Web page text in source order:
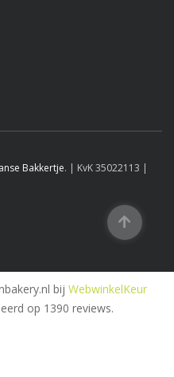
Bakkertje. | KvK 35022113 |
bij WebwinkelKeur
op 1390 reviews.